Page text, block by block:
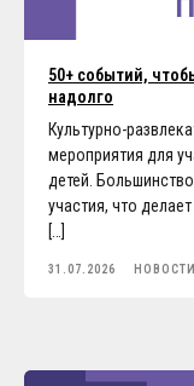
50+ событий,
надолго
Культурно-
мероприятия для
детей.
участия, что
[…]
31.07.2026